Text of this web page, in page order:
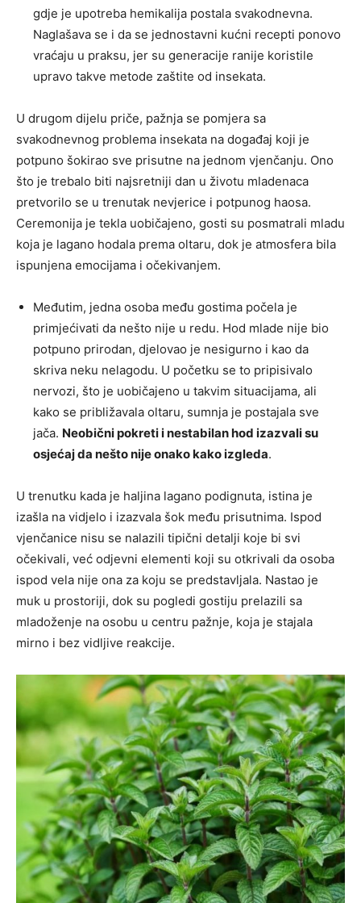
gdje je upotreba hemikalija postala svakodnevna.
Naglašava se i da se jednostavni kućni recepti ponovo
vraćaju u praksu, jer su generacije ranije koristile
upravo takve metode zaštite od insekata.
U drugom dijelu priče, pažnja se pomjera sa
svakodnevnog problema insekata na događaj koji je
potpuno šokirao sve prisutne na jednom vjenčanju. Ono
što je trebalo biti najsretniji dan u životu mladenaca
pretvorilo se u trenutak nevjerice i potpunog haosa.
Ceremonija je tekla uobičajeno, gosti su posmatrali mladu
koja je lagano hodala prema oltaru, dok je atmosfera bila
ispunjena emocijama i očekivanjem.
Međutim, jedna osoba među gostima počela je
primjećivati da nešto nije u redu. Hod mlade nije bio
potpuno prirodan, djelovao je nesigurno i kao da
skriva neku nelagodu. U početku se to pripisivalo
nervozi, što je uobičajeno u takvim situacijama, ali
kako se približavala oltaru, sumnja je postajala sve
jača. Neobični pokreti i nestabilan hod izazvali su
osjećaj da nešto nije onako kako izgleda.
U trenutku kada je haljina lagano podignuta, istina je
izašla na vidjelo i izazvala šok među prisutnima. Ispod
vjenčanice nisu se nalazili tipični detalji koje bi svi
očekivali, već odjevni elementi koji su otkrivali da osoba
ispod vela nije ona za koju se predstavljala. Nastao je
muk u prostoriji, dok su pogledi gostiju prelazili sa
mladoženje na osobu u centru pažnje, koja je stajala
mirno i bez vidljive reakcije.